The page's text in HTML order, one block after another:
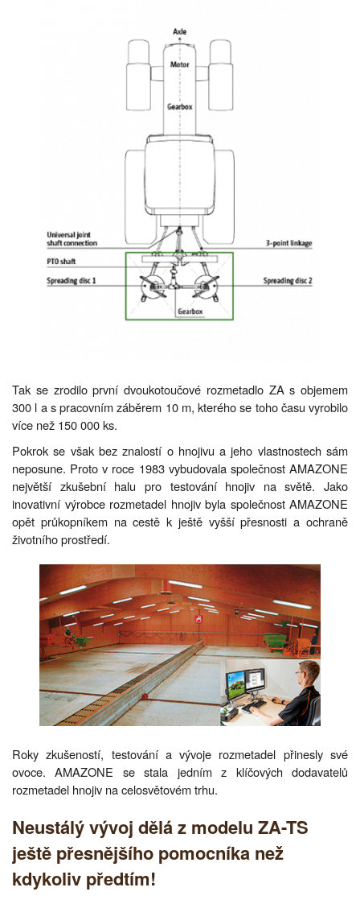
Tak se zrodilo první dvoukotoučové rozmetadlo ZA s objemem
300 l a s pracovním záběrem 10 m, kterého se toho času vyrobilo
více než 150 000 ks.
Pokrok se však bez znalostí o hnojivu a jeho vlastnostech sám
neposune. Proto v roce 1983 vybudovala společnost AMAZONE
největší zkušební halu pro testování hnojiv na světě. Jako
inovativní výrobce rozmetadel hnojiv byla společnost AMAZONE
opět průkopníkem na cestě k ještě vyšší přesnosti a ochraně
životního prostředí.
Roky zkušeností, testování a vývoje rozmetadel přinesly své
ovoce. AMAZONE se stala jedním z klíčových dodavatelů
rozmetadel hnojiv na celosvětovém trhu.
Neustálý vývoj dělá z modelu ZA-TS
ještě přesnějšího pomocníka než
kdykoliv předtím!